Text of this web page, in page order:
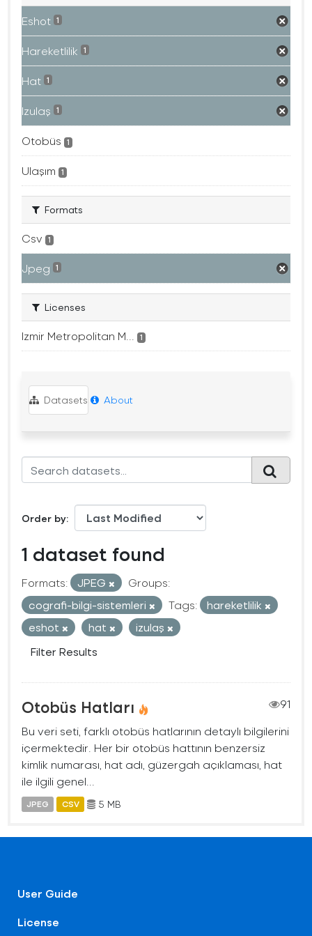
Eshot 1
Hareketlilik 1
Hat 1
Izulaş 1
Otobüs 1
Ulaşım 1
Formats
Csv 1
Jpeg 1
Licenses
Izmir Metropolitan M... 1
Datasets About
Order by
1 dataset found
Formats: JPEG
Groups:
cografi-bilgi-sistemleri
Tags:
hareketlilik
eshot
hat
izulaş
Filter Results
Otobüs Hatları
91
Bu veri seti, farklı otobüs hatlarının detaylı bilgilerini
içermektedir. Her bir otobüs hattının benzersiz
kimlik numarası, hat adı, güzergah açıklaması, hat
ile ilgili genel...
JPEG CSV 5 MB
User Guide
License